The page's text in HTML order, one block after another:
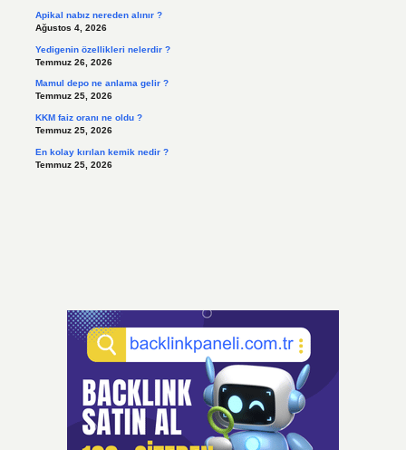
Apikal nabız nereden alınır ?
Ağustos 4, 2026
Yedigenin özellikleri nelerdir ?
Temmuz 26, 2026
Mamul depo ne anlama gelir ?
Temmuz 25, 2026
KKM faiz oranı ne oldu ?
Temmuz 25, 2026
En kolay kırılan kemik nedir ?
Temmuz 25, 2026